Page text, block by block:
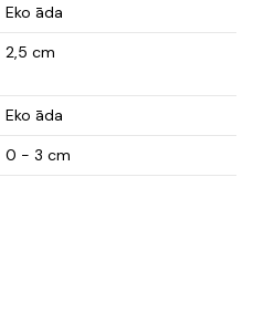
Eko āda
2,5 cm
Eko āda
0 - 3 cm